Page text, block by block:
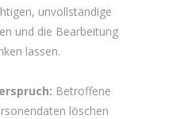
unvollständige
und die Bearbeitung
lassen.
Betroffene
löschen